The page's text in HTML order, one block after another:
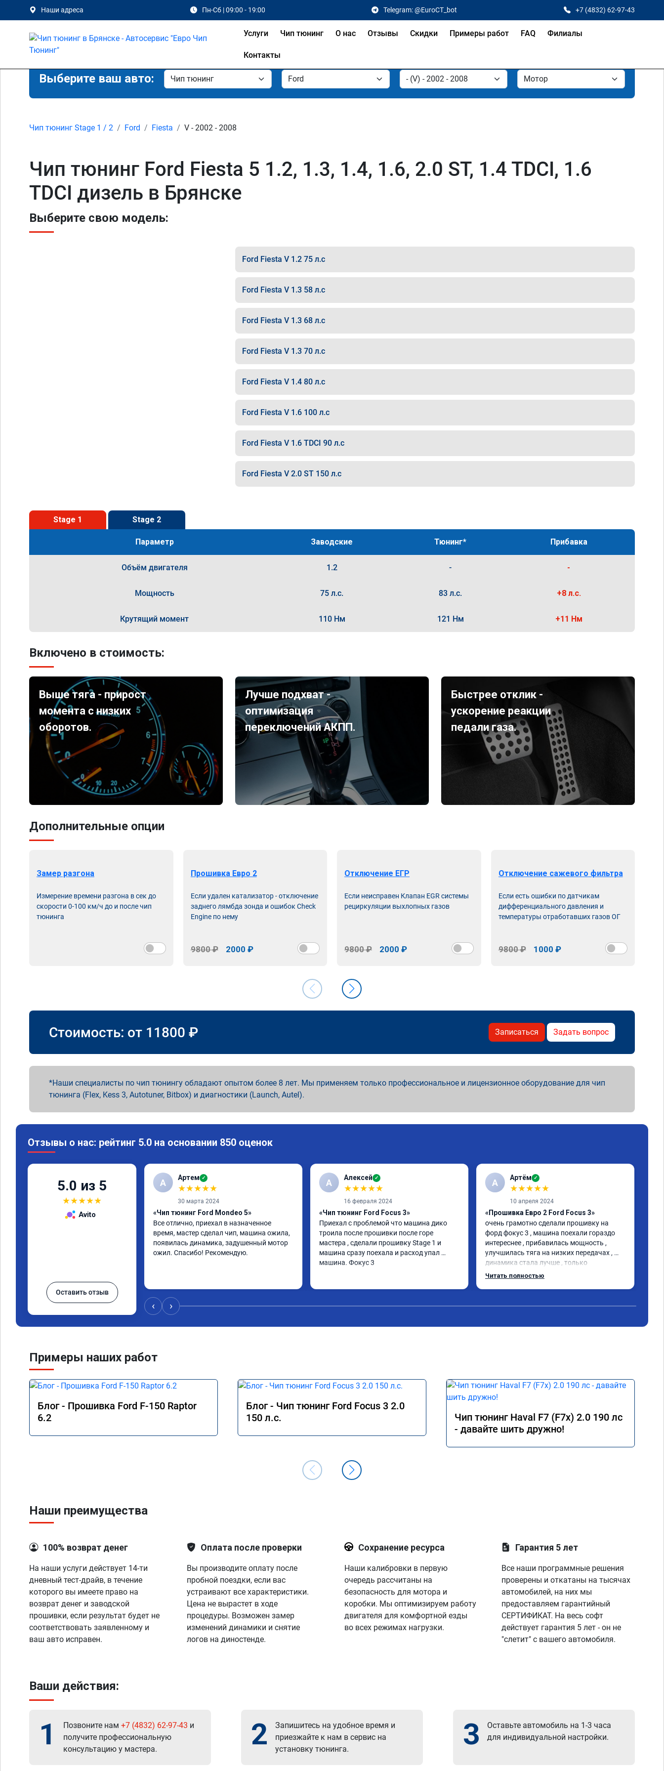
Наши адреса Пн-Сб | 09:00 - 19:00 Telegram: @EuroCT_bot +7 (4832) 62-97-43
Услуги Чип тюнинг О нас Отзывы Скидки Примеры работ FAQ Филиалы
Контакты
Выберите ваш авто:
Чип тюнинг Stage 1 / 2 Ford Fiesta V - 2002 - 2008
Чип тюнинг Ford Fiesta 5 1.2, 1.3, 1.4, 1.6, 2.0 ST, 1.4 TDCI, 1.6
TDCI дизель в Брянске
Выберите свою модель:
Ford Fiesta V 1.2 75 л.с
Ford Fiesta V 1.3 58 л.с
Ford Fiesta V 1.3 68 л.с
Ford Fiesta V 1.3 70 л.с
Ford Fiesta V 1.4 80 л.с
Ford Fiesta V 1.6 100 л.с
Ford Fiesta V 1.6 TDCI 90 л.с
Ford Fiesta V 2.0 ST 150 л.с
Stage 1 Stage 2
Параметр Заводские Тюнинг* Прибавка
Объём двигателя 1.2 - -
Мощность 75 л.с. 83 л.с. +8 л.с.
Крутящий момент 110 Нм 121 Нм +11 Нм
Включено в стоимость:
Выше тяга - прирост
момента с низких
оборотов.
Лучше подхват -
оптимизация
переключений АКПП.
Быстрее отклик -
ускорение реакции
педали газа.
Дополнительные опции
Замер разгона
Измерение времени разгона в сек до
скорости 0-100 км/ч до и после чип
тюнинга
Прошивка Евро 2
Если удален катализатор - отключение
заднего лямбда зонда и ошибок Check
Engine по нему
9800 ₽ 2000 ₽
Отключение ЕГР
Если неисправен Клапан EGR системы
рециркуляции выхлопных газов
9800 ₽ 2000 ₽
Отключение сажевого фильтра
Если есть ошибки по датчикам
дифференциального давления и
температуры отработавших газов ОГ
9800 ₽ 1000 ₽
Стоимость: от 11800 ₽ Записаться Задать вопрос
Наши специалисты по чип тюнингу обладают опытом более 8 лет. Мы применяем только профессиональное и лицензионное оборудование для чип
тюнинга (Flex, Kess 3, Autotuner, Bitbox) и диагностики (Launch, Autel).
Отзывы о нас: рейтинг 5.0 на основании 850 оценок
5.0 из 5
★★★★★
Avito
Оставить отзыв
А Артем ✓
★★★★★
30 марта 2024
«Чип тюнинг Ford Mondeo 5»
Все отлично, приехал в назначенное
время, мастер сделал чип, машина ожила,
появилась динамика, задушенный мотор
ожил. Спасибо! Рекомендую.
А Алексей ✓
★★★★★
16 февраля 2024
«Чип тюнинг Ford Focus 3»
Приехал с проблемой что машина дико
троила после прошивки после горе
мастера , сделали прошивку Stage 1 и
машина сразу поехала и расход упал
машина. Фокус 3
А Артём ✓
★★★★★
10 апреля 2024
«Прошивка Евро 2 Ford Focus 3»
очень грамотно сделали прошивку на
форд фокус 3 , машина поехали гораздо
интереснее , прибавилась мощность ,
улучшилась тяга на низких передачах ,
динамика стала лучше , только
позитивные эмоции , цена
Читать полностью
‹ ›
Примеры наших работ
Блог - Прошивка Ford F-150 Raptor
6.2
Блог - Чип тюнинг Ford Focus 3 2.0
150 л.с.
Чип тюнинг Haval F7 (F7x) 2.0 190 лс
- давайте шить дружно!
Наши преимущества
100% возврат денег
На наши услуги действует 14-ти
дневный тест-драйв, в течение
которого вы имеете право на
возврат денег и заводской
прошивки, если результат будет не
соответствовать заявленному и
ваш авто исправен.
Оплата после проверки
Вы производите оплату после
пробной поездки, если вас
устраивают все характеристики.
Цена не вырастет в ходе
процедуры. Возможен замер
изменений динамики и снятие
логов на диностенде.
Сохранение ресурса
Наши калибровки в первую
очередь рассчитаны на
безопасность для мотора и
коробки. Мы оптимизируем работу
двигателя для комфортной езды
во всех режимах нагрузки.
Гарантия 5 лет
Все наши программные решения
проверены и откатаны на тысячах
автомобилей, на них мы
предоставляем гарантийный
СЕРТИФИКАТ. На весь софт
действует гарантия 5 лет - он не
"слетит" с вашего автомобиля.
Ваши действия:
1 Позвоните нам +7 (4832) 62-97-43 и
получите профессиональную
консультацию у мастера.
2
Запишитесь на удобное время и
приезжайте к нам в сервис на
установку тюнинга.
3
Оставьте автомобиль на 1-3 часа
для индивидуальной настройки.